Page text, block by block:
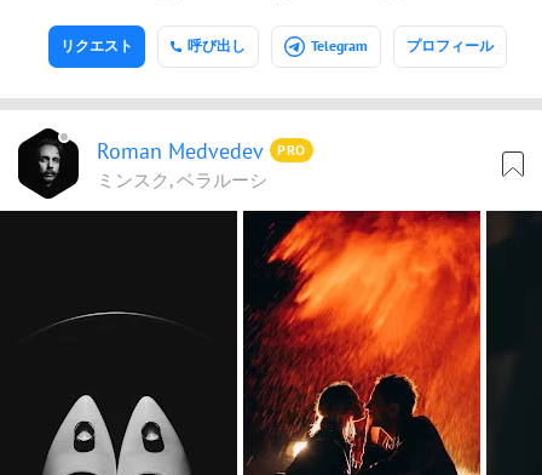
呼び出し Telegram プロフィール
リクエスト
Roman Medvedev PRO
ミンスク, ベラルーシ